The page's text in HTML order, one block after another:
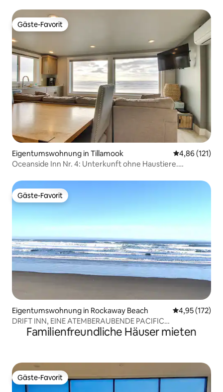
Gäste-Favorit
Gäste-Favorit
Eigentumswohnung in Tillamook
4,86 (121)
Oceanside Inn Nr. 4: Unterkunft ohne Haustiere.
Gäste-Favorit
Gäste-Favorit
Eigentumswohnung in Rockaway Beach
4,95 (172)
DRIFT INN, EINE ATEMBERAUBENDE PACIFIC
OCEANFRONT CONDO
Familienfreundliche Häuser mieten
Gäste-Favorit
Gäste-Favorit